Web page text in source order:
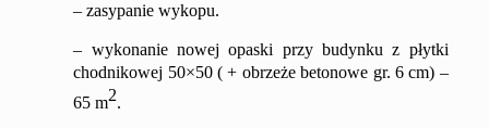
–zasypanie wykopu.
– wykonanie nowejopaski przy budynku z płytki
chodnikowej 50×50(+ obrzeże betonowe gr. 6 cm) –
65 m2.